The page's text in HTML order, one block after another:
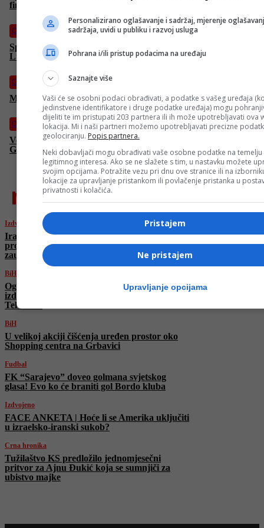
finala– druženje, takmičenja i radost najmlađih SIM-ovaca
Ostali sportovi
Sportske igre mladih BiH: Sportski duh i druženja u Kaknju,
Lukavcu, Ilijašu, Zvorniku i Srebreniku
Ostali sportovi
Max Verstappen se oglasio nakon incidenta u Barceloni
Ostali sportovi
Verstappenu prijeti najteža kazna u karijeri zbog incidenta na
Grnad Prixu Španije
najnovije
Izdvojeno
Iranski šef diplomatije upozorava: “Nema
prostora za pregovore sa SAD dok se ne
zaustave izraelski napadi”
BiH
Oglasilo se Ministarstvo vanjskih poslova BiH,
izdalo upute bh. državljanima u Teheranu i
Tel Avivu
BiH
U velikoj akciji čišćenja uređen prostor oko
Shopping centra na Grbavici
Fudbal
FK “Sarajevo” doveo golmana svjetskog
glasa! Evo ko će braniti gol Bordo kluba
Izdvojeno
FACE ANKETA | Hoće li se Amerika uključiti
u izraelsko-iranski sukob?
Crna hronika
Tužilaštvo KS predložilo jednomjesečni
pritvor za Ajnu Đukić koja se sumnjiči za
ubistvo majke
Personalizirano oglašavanje i sadržaj, mjerenje
sadržaja, uvidi u publiku i razvoj usluga
Pohrana i/ili pristup podacima na uređaju
Saznajte više
Vaši će se osobni podaci obrađivati, a podatke s vašeg uređaja
jedinstvene identifikatore i druge podatke uređaja) mogu
dijeliti te im pristupati 203 partnera ili ih može upotrebljavati ova
lokacija. Mi i naši partneri možemo upotrebljavati precizne
geolociranju. Popis partnera.
Neki dobavljači mogu obrađivati vaše osobne podatke na temelju
legitimnog interesa. Ako se ne slažete s tim, u nastavku možete
svojim opcijama. Potražite vezu pri dnu ove stranice ili na
lokacije za upravljanje pristankom ili povlačenje pristanka u
privatnosti i kolačića.
Pristajem
Ne pristajem
Upravljanje opcijama